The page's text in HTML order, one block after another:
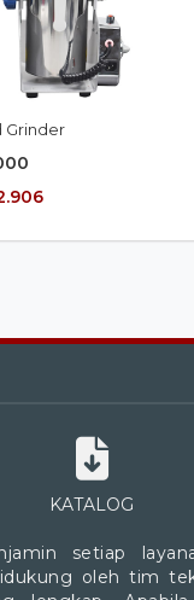
Grinder
KATALOG
setiap
oleh tim